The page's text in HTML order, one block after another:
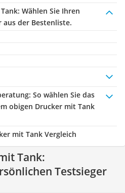
Wählen Sie Ihren
aus der Bestenliste.
: So wählen Sie das
obigen Drucker mit Tank
mit Tank Vergleich
Tank:
Testsieger